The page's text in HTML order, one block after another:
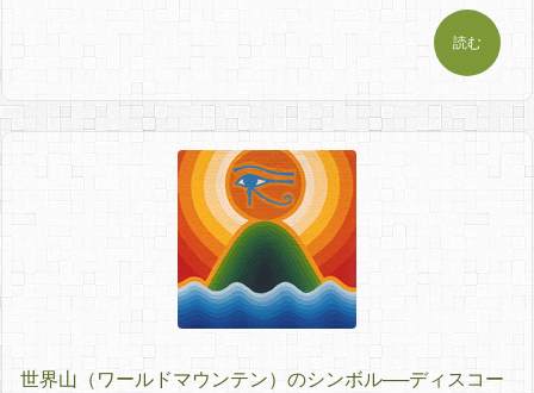
読む
世界山（ワールドマウンテン）のシンボル──ディスコー